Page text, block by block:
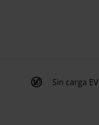
Sin carga EV